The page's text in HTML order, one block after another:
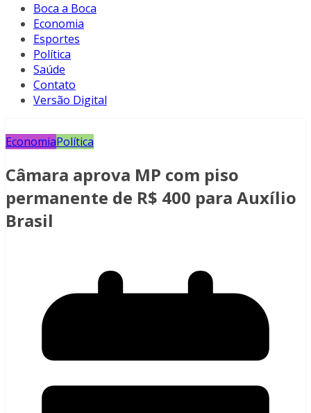
Boca a Boca
Economia
Esportes
Política
Saúde
Contato
Versão Digital
EconomiaPolítica
Câmara aprova MP com piso
permanente de R$ 400 para Auxílio
Brasil